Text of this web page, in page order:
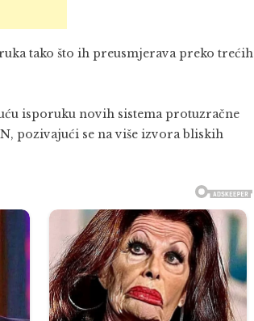
tako što ih preusmjerava preko trećih
isporuku novih sistema protuzračne
, pozivajući se na više izvora bliskih